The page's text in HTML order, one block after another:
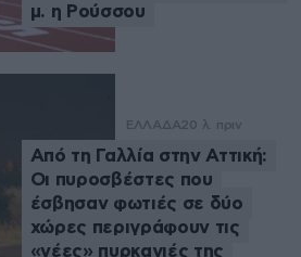
μ. η Ρούσσου
ΕΛΛΑΔΑ20 λ. πριν
Από τη Γαλλία στην Αττική:
Οι πυροσβέστες που
έσβησαν φωτιές σε δύο
χώρες περιγράφουν τις
«νέες» πυρκαγιές της